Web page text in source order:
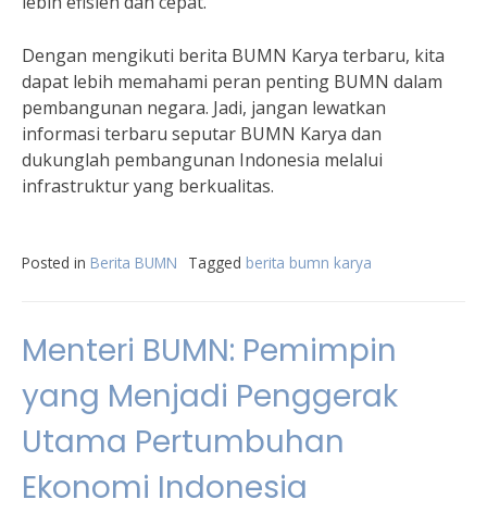
Dengan mengikuti berita BUMN Karya terbaru, kita
dapat lebih memahami peran penting BUMN dalam
pembangunan negara. Jadi, jangan lewatkan
informasi terbaru seputar BUMN Karya dan
dukunglah pembangunan Indonesia melalui
infrastruktur yang berkualitas.
Posted in Berita BUMN Tagged berita bumn karya
Menteri BUMN: Pemimpin
yang Menjadi Penggerak
Utama Pertumbuhan
Ekonomi Indonesia